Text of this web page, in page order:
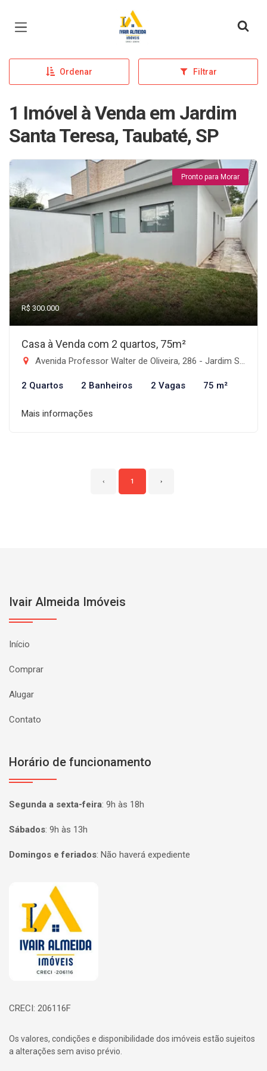
Página inicial
Ordenar Filtrar
1 Imóvel à Venda em Jardim
Santa Teresa, Taubaté, SP
Pronto para Morar
R$ 300.000
Casa à Venda com 2 quartos, 75m²
Avenida Professor Walter de Oliveira, 286 - Jardim Santa Teresa, Taubaté-SP
2 Quartos 2 Banheiros 2 Vagas 75 m²
Mais informações
‹ 1 ›
Ivair Almeida Imóveis
Início
Comprar
Alugar
Contato
Horário de funcionamento
Segunda a sexta-feira: 9h às 18h
Sábados: 9h às 13h
Domingos e feriados: Não haverá expediente
Página inicial
CRECI: 206116F
Os valores, condições e disponibilidade dos imóveis estão sujeitos
a alterações sem aviso prévio.